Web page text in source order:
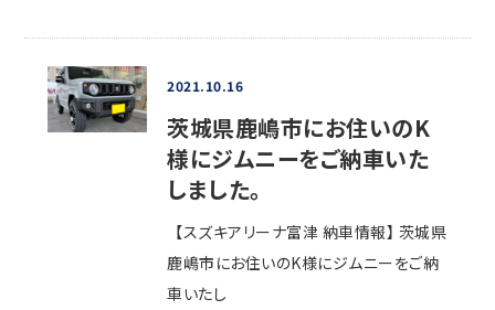
2021.10.16
茨城県鹿嶋市にお住いのK
様にジムニーをご納車いた
しました。
【スズキアリーナ富津 納車情報】 茨城県
鹿嶋市にお住いのK様にジムニーをご納
車いたし